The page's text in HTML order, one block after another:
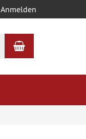
Anmelden
Warenkorb